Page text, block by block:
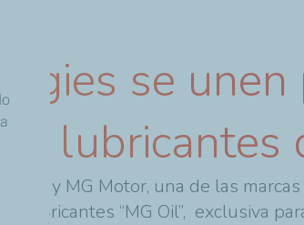
se
lubricantes
y MG Motor, una de las
lubricantes “MG Oil”, exclusiva